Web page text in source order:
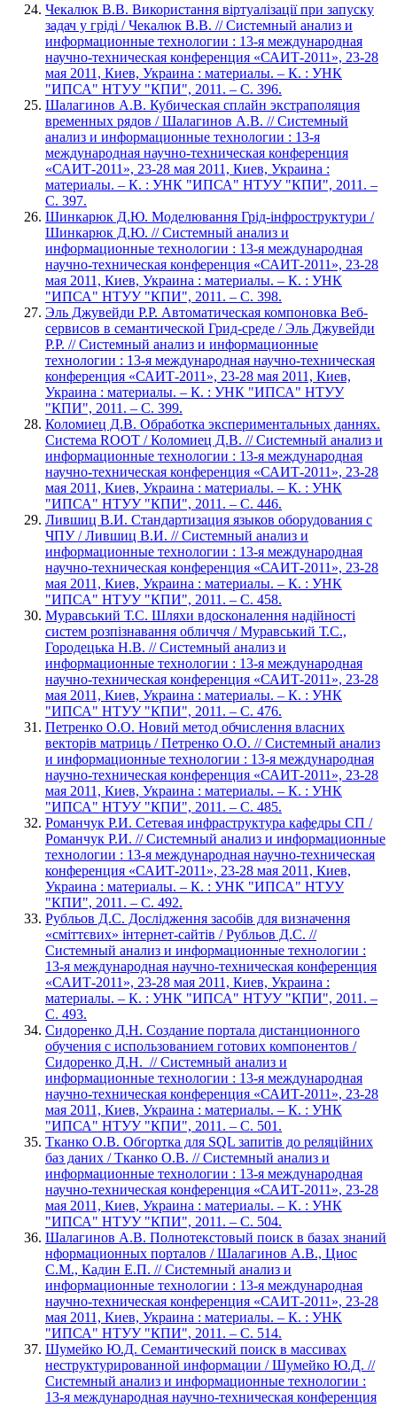
Чекалюк В.В. Використання віртуалізації при запуску
задач у гріді / Чекалюк В.В. // Системный анализ и
информационные технологии : 13-я международная
научно-техническая конференция «САИТ-2011», 23-28
мая 2011, Киев, Украина : материалы. – К. : УНК
"ИПСА" НТУУ "КПИ", 2011. – С. 396.
Шалагинов А.В. Кубическая сплайн экстраполяция
временных рядов / Шалагинов А.В. // Системный
анализ и информационные технологии : 13-я
международная научно-техническая конференция
«САИТ-2011», 23-28 мая 2011, Киев, Украина :
материалы. – К. : УНК "ИПСА" НТУУ "КПИ", 2011. –
С. 397.
Шинкарюк Д.Ю. Моделювання Грід-інфроструктури /
Шинкарюк Д.Ю. // Системный анализ и
информационные технологии : 13-я международная
научно-техническая конференция «САИТ-2011», 23-28
мая 2011, Киев, Украина : материалы. – К. : УНК
"ИПСА" НТУУ "КПИ", 2011. – С. 398.
Эль Джувейди Р.Р. Автоматическая компоновка Веб-
сервисов в семантической Грид-среде / Эль Джувейди
Р.Р. // Системный анализ и информационные
технологии : 13-я международная научно-техническая
конференция «САИТ-2011», 23-28 мая 2011, Киев,
Украина : материалы. – К. : УНК "ИПСА" НТУУ
"КПИ", 2011. – С. 399.
Коломиец Д.В. Обработка экспериментальных даннях.
Система ROOT / Коломиец Д.В. // Системный анализ и
информационные технологии : 13-я международная
научно-техническая конференция «САИТ-2011», 23-28
мая 2011, Киев, Украина : материалы. – К. : УНК
"ИПСА" НТУУ "КПИ", 2011. – С. 446.
Лившиц В.И. Стандартизация языков оборудования с
ЧПУ / Лившиц В.И. // Системный анализ и
информационные технологии : 13-я международная
научно-техническая конференция «САИТ-2011», 23-28
мая 2011, Киев, Украина : материалы. – К. : УНК
"ИПСА" НТУУ "КПИ", 2011. – С. 458.
Муравський Т.С. Шляхи вдосконалення надійності
систем розпізнавання обличчя / Муравський Т.С.,
Городецька Н.В. // Системный анализ и
информационные технологии : 13-я международная
научно-техническая конференция «САИТ-2011», 23-28
мая 2011, Киев, Украина : материалы. – К. : УНК
"ИПСА" НТУУ "КПИ", 2011. – С. 476.
Петренко О.О. Новий метод обчислення власних
векторів матриць / Петренко О.О. // Системный анализ
и информационные технологии : 13-я международная
научно-техническая конференция «САИТ-2011», 23-28
мая 2011, Киев, Украина : материалы. – К. : УНК
"ИПСА" НТУУ "КПИ", 2011. – С. 485.
Романчук Р.И. Сетевая инфраструктура кафедры СП /
Романчук Р.И. // Системный анализ и информационные
технологии : 13-я международная научно-техническая
конференция «САИТ-2011», 23-28 мая 2011, Киев,
Украина : материалы. – К. : УНК "ИПСА" НТУУ
"КПИ", 2011. – С. 492.
Рубльов Д.С. Дослідження засобів для визначення
«сміттєвих» інтернет-сайтів / Рубльов Д.С. //
Системный анализ и информационные технологии :
13-я международная научно-техническая конференция
«САИТ-2011», 23-28 мая 2011, Киев, Украина :
материалы. – К. : УНК "ИПСА" НТУУ "КПИ", 2011. –
С. 493.
Сидоренко Д.Н. Создание портала дистанционного
обучения с использованием готових компонентов /
Сидоренко Д.Н. // Системный анализ и
информационные технологии : 13-я международная
научно-техническая конференция «САИТ-2011», 23-28
мая 2011, Киев, Украина : материалы. – К. : УНК
"ИПСА" НТУУ "КПИ", 2011. – С. 501.
Тканко О.В. Обгортка для SQL запитів до реляційних
баз даних / Тканко О.В. // Системный анализ и
информационные технологии : 13-я международная
научно-техническая конференция «САИТ-2011», 23-28
мая 2011, Киев, Украина : материалы. – К. : УНК
"ИПСА" НТУУ "КПИ", 2011. – С. 504.
Шалагинов А.В. Полнотекстовый поиск в базах знаний
нформационных порталов / Шалагинов А.В., Циос
С.М., Кадин Е.П. // Системный анализ и
информационные технологии : 13-я международная
научно-техническая конференция «САИТ-2011», 23-28
мая 2011, Киев, Украина : материалы. – К. : УНК
"ИПСА" НТУУ "КПИ", 2011. – С. 514.
Шумейко Ю.Д. Семантический поиск в массивах
неструктурированной информации / Шумейко Ю.Д. //
Системный анализ и информационные технологии :
13-я международная научно-техническая конференция